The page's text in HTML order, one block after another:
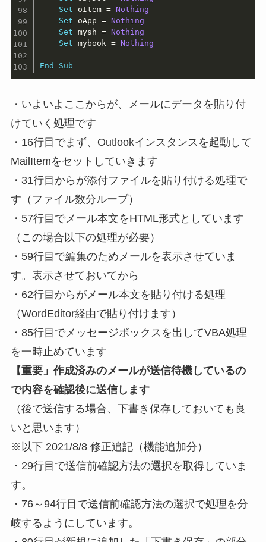
Set oItem = Nothing
Set oApp = Nothing
Set mysh = Nothing
Set mybook = Nothing
End Sub
・いよいよここからが、メールにデータを貼り付
けていく処理です
・16行目でまず、Outlookインスタンスを起動して
MailItemをセットしていきます
・31行目からが添付ファイルを貼り付ける処理で
す（ファイル数分ループ）
・57行目でメール本文をHTML形式としています
（この場合以下の処理が必要）
・59行目で編集のためメールを表示させていま
す。表示させておいてから
・62行目からがメール本文を貼り付ける処理
（WordEditor経由で貼り付けます）
・85行目でメッセージボックスを出してVBA処理
を一時止めています
【重要」作成済みのメールが送信待機しているの
で内容を確認後に送信します
（後で送信する場合、下書き保存しておいても良
いと思います）
※以下 2021/8/8 修正追記（機能追加分）
・29行目で送信前確認方法の選択を取得していま
す。
・76～94行目で送信前確認方法の選択で処理を分
岐するようにしています。